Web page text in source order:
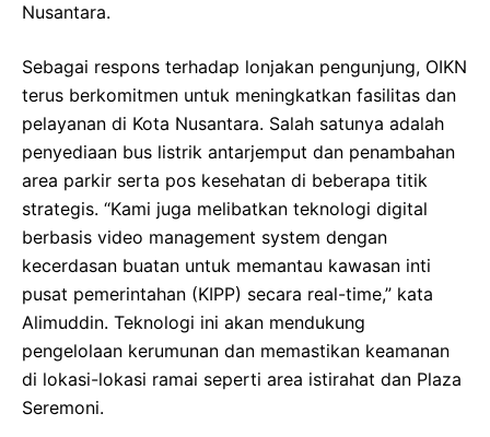
Nusantara.
Sebagai respons terhadap lonjakan pengunjung, OIKN
terus berkomitmen untuk meningkatkan fasilitas dan
pelayanan di Kota Nusantara. Salah satunya adalah
penyediaan bus listrik antarjemput dan penambahan
area parkir serta pos kesehatan di beberapa titik
strategis. “Kami juga melibatkan teknologi digital
berbasis video management system dengan
kecerdasan buatan untuk memantau kawasan inti
pusat pemerintahan (KIPP) secara real-time,” kata
Alimuddin. Teknologi ini akan mendukung
pengelolaan kerumunan dan memastikan keamanan
di lokasi-lokasi ramai seperti area istirahat dan Plaza
Seremoni.